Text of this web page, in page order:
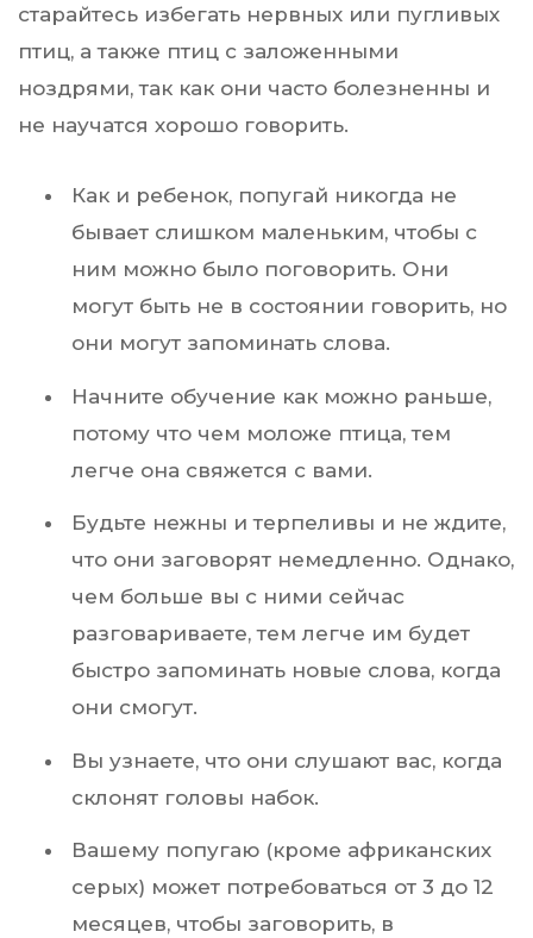
старайтесь избегать нервных или пугливых
птиц, а также птиц с заложенными
ноздрями, так как они часто болезненны и
не научатся хорошо говорить.
Как и ребенок, попугай никогда не
бывает слишком маленьким, чтобы с
ним можно было поговорить. Они
могут быть не в состоянии говорить, но
они могут запоминать слова.
Начните обучение как можно раньше,
потому что чем моложе птица, тем
легче она свяжется с вами.
Будьте нежны и терпеливы и не ждите,
что они заговорят немедленно. Однако,
чем больше вы с ними сейчас
разговариваете, тем легче им будет
быстро запоминать новые слова, когда
они смогут.
Вы узнаете, что они слушают вас, когда
склонят головы набок.
Вашему попугаю (кроме африканских
серых) может потребоваться от 3 до 12
месяцев, чтобы заговорить, в